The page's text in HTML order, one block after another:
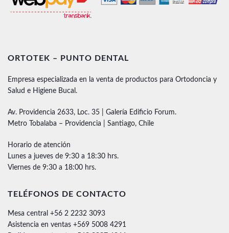
ORTOTEK – PUNTO DENTAL
Empresa especializada en la venta de productos para Ortodoncia y
Salud e Higiene Bucal.
Av. Providencia 2633, Loc. 35 | Galería Edificio Forum.
Metro Tobalaba – Providencia | Santiago, Chile
Horario de atención
Lunes a jueves de 9:30 a 18:30 hrs.
Viernes de 9:30 a 18:00 hrs.
TELÉFONOS DE CONTACTO
Mesa central +56 2 2232 3093
Asistencia en ventas +569 5008 4291